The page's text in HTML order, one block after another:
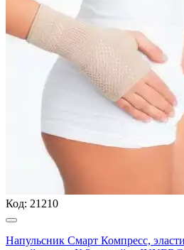
Код: 21210
Напульсник Смарт Компресс,